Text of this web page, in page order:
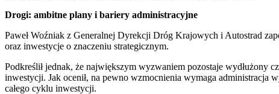
Drogi: ambitne plany i bariery administracyjne
Paweł Woźniak z Generalnej Dyrekcji Dróg Krajowych i Autostrad
oraz inwestycje o znaczeniu strategicznym.
Podkreślił jednak, że największym wyzwaniem pozostaje wydłużony
inwestycji. Jak ocenił, na pewno wzmocnienia wymaga administracja
całego cyklu inwestycji.